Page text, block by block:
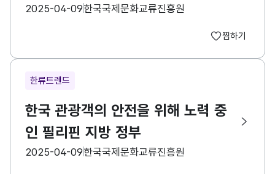
등록일
2025-04-09수집기관한국국제문화교류진흥원
찜하기
한류트렌드
한국 관광객의 안전을 위해 노력 중
인 필리핀 지방 정부
등록일
2025-04-09수집기관한국국제문화교류진흥원